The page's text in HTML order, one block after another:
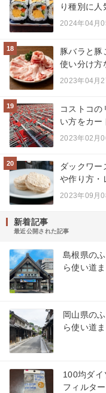
り種別に人
2024年04月
18
豚バラと
使い分け方
2023年04月
19
コストコの
い方をカー
2023年02月
20
ダックワ
や作り方・
2023年09月
新着記事
最近公開された記事
島根県の
ら使い道
岡山県の
ら使い道
100均ダイ
フィルタ